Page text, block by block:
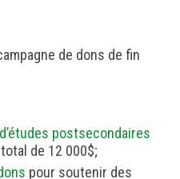
de dons de fin
postsecondaires
de 12 000$;
pour soutenir des